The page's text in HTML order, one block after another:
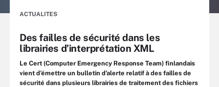
ACTUALITES
Des failles de sécurité dans les
librairies d’interprétation XML
Le Cert (Computer Emergency Response Team) finlandais
vient d’émettre un bulletin d’alerte relatif à des failles de
sécurité dans plusieurs librairies de traitement des fichiers